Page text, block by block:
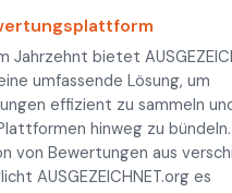
Jahrzehnt bietet
umfassende Lösung, um
effizient zu sammeln
hinweg zu
von Bewertungen aus
AUSGEZEICHNET.org es